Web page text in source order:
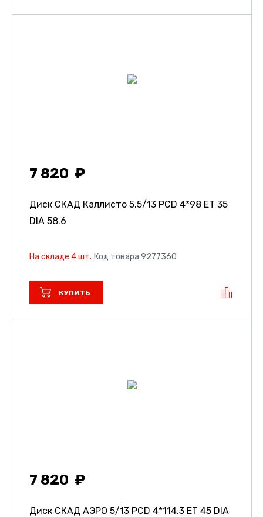
7 820
Диск СКАД Каллисто 5.5/13 PCD 4*98 ET 35
DIA 58.6
На складе 4 шт. Код товара 9277360
КУПИТЬ
7 820
Диск СКАД АЭРО 5/13 PCD 4*114.3 ET 45 DIA